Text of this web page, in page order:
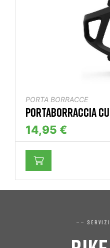
PORTA BORRACCE
PORTABORRACCIA
14,95 €
——